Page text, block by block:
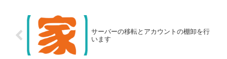
サーバーの移転とアカウントの棚卸を行
います